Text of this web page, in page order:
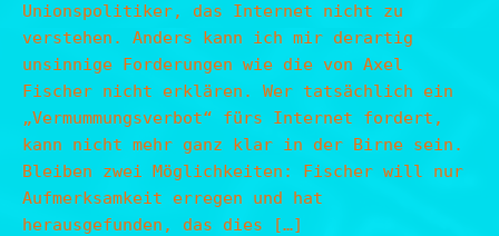
Unionspolitiker, das Internet nicht zu
verstehen. Anders kann ich mir derartig
unsinnige Forderungen wie die von Axel
Fischer nicht erklären. Wer tatsächlich ein
„Vermummungsverbot“ fürs Internet fordert,
kann nicht mehr ganz klar in der Birne sein.
Bleiben zwei Möglichkeiten: Fischer will nur
Aufmerksamkeit erregen und hat
herausgefunden, das dies […]